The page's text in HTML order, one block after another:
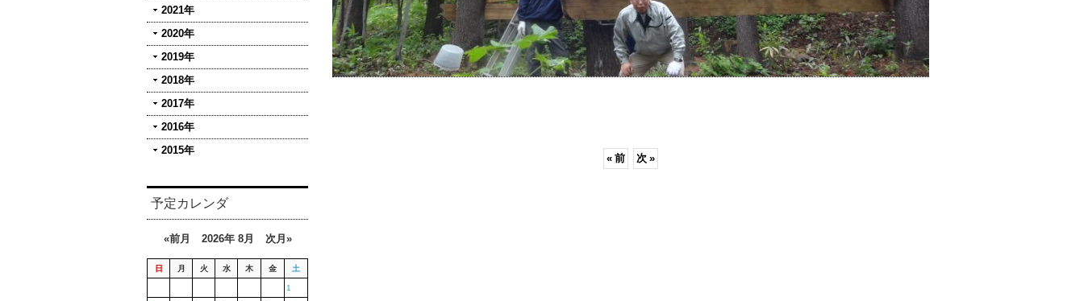
2021年
2020年
2019年
2018年
2017年
2016年
2015年
予定カレンダ
«前月 2026年 8月 次月»
日 月 火 水 木 金 土
1
« 前 次 »